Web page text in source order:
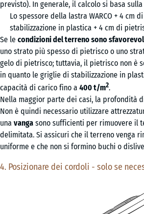
previsto). In generale, il calcolo si basa
Lo spessore della lastra WARCO + 4 cm
stabilizzazione in plastica + 4 cm di
Se le condizioni del terreno sono
uno strato più spesso di pietrisco o uno
gelo di pietrisco; tuttavia, il pietrisco non è
in quanto le griglie di stabilizzazione in
capacità di carico fino a 400 t/m2.
Nella maggior parte dei casi, la profondità
Non è quindi necessario utilizzare
una vanga sono sufficienti per rimuovere il
delimitata. Si assicuri che il terreno venga
uniforme e che non si formino buchi o
4. Posizionare dei cordoli - solo se